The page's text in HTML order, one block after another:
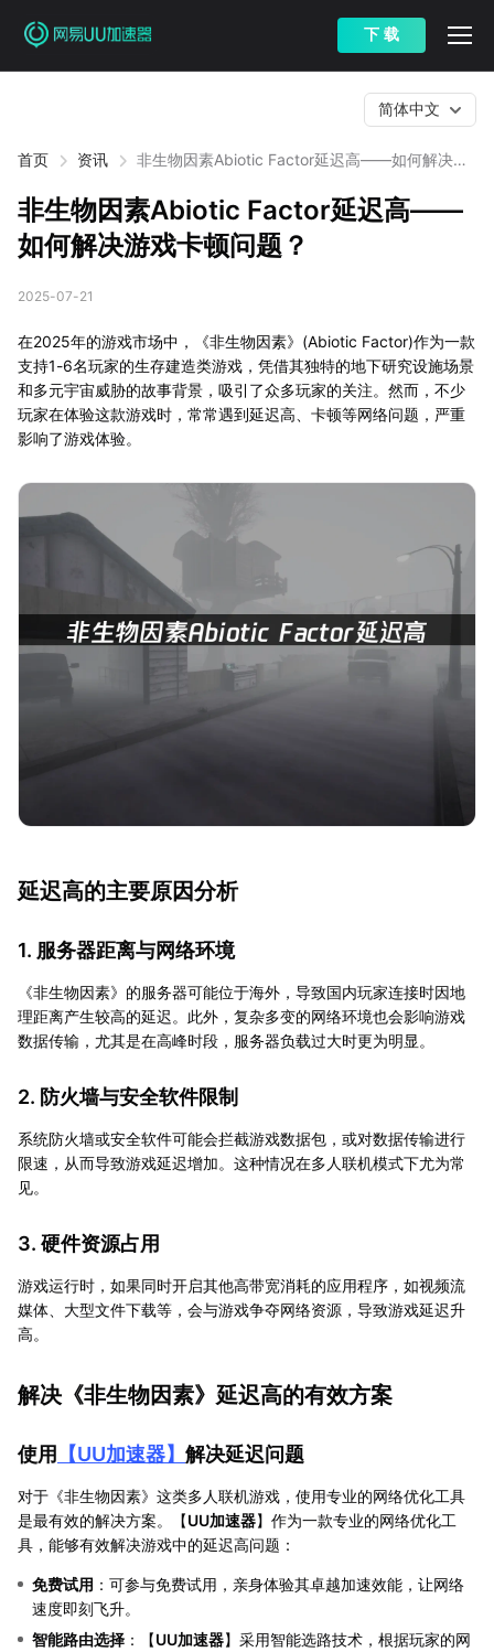
下 载
首页 资讯
非生物因素Abiotic Factor延迟高——如何解决游
简体中文
非生物因素Abiotic Factor延迟高——
如何解决游戏卡顿问题？
2025-07-21
在2025年的游戏市场中，《非生物因素》(Abiotic Factor)作为一款
支持1-6名玩家的生存建造类游戏，凭借其独特的地下研究设施场景
和多元宇宙威胁的故事背景，吸引了众多玩家的关注。然而，不少
玩家在体验这款游戏时，常常遇到延迟高、卡顿等网络问题，严重
影响了游戏体验。
延迟高的主要原因分析
1. 服务器距离与网络环境
《非生物因素》的服务器可能位于海外，导致国内玩家连接时因地
理距离产生较高的延迟。此外，复杂多变的网络环境也会影响游戏
数据传输，尤其是在高峰时段，服务器负载过大时更为明显。
2. 防火墙与安全软件限制
系统防火墙或安全软件可能会拦截游戏数据包，或对数据传输进行
限速，从而导致游戏延迟增加。这种情况在多人联机模式下尤为常
见。
3. 硬件资源占用
游戏运行时，如果同时开启其他高带宽消耗的应用程序，如视频流
媒体、大型文件下载等，会与游戏争夺网络资源，导致游戏延迟升
高。
解决《非生物因素》延迟高的有效方案
使用 【UU加速器】 解决延迟问题
对于《非生物因素》这类多人联机游戏，使用专业的网络优化工具
是最有效的解决方案。【UU加速器】作为一款专业的网络优化工
具，能够有效解决游戏中的延迟高问题：
免费试用 ：可参与免费试用，亲身体验其卓越加速效能，让网络
速度即刻飞升。
智能路由选择 ：【UU加速器】采用智能选路技术，根据玩家的网